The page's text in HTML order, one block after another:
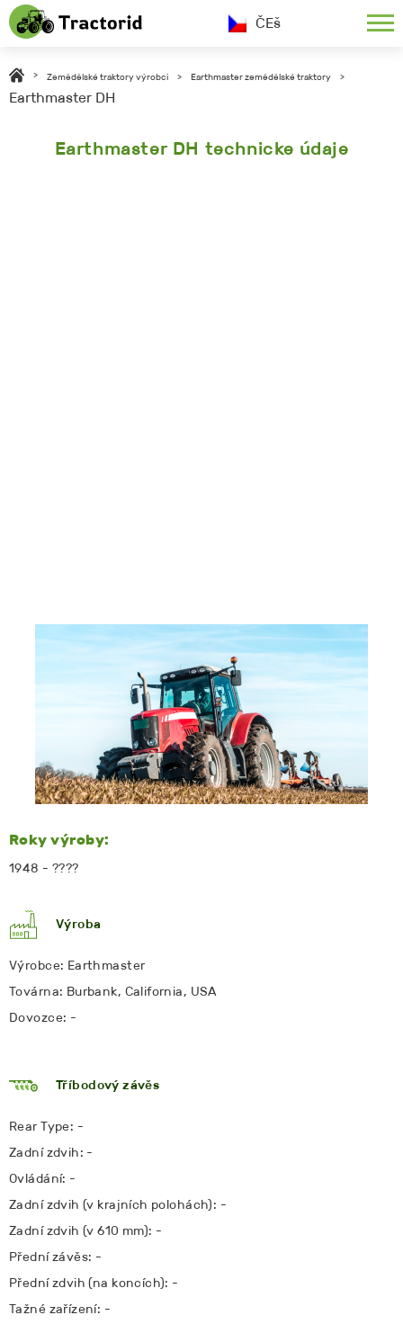
ČEš
> Zemědělské traktory výrobci > Earthmaster zemědělské traktory >
Earthmaster DH
Earthmaster DH technicke údaje
Roky výroby:
1948 - ????
Výroba
Výrobce: Earthmaster
Továrna: Burbank, California, USA
Dovozce: -
Tříbodový závěs
Rear Type: -
Zadní zdvih: -
Ovládání: -
Zadní zdvih (v krajních polohách): -
Zadní zdvih (v 610 mm): -
Přední závěs: -
Přední zdvih (na koncích): -
Tažné zařízení: -